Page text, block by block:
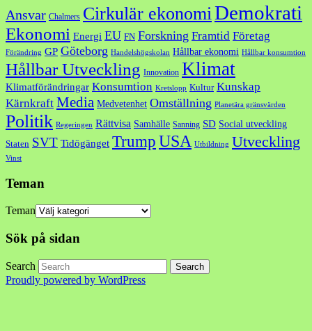
Ansvar Chalmers Cirkulär ekonomi Demokrati
Ekonomi Energi EU FN Forskning Framtid Företag
Förändring GP Göteborg Handelshögskolan Hållbar ekonomi Hållbar konsumtion
Hållbar Utveckling Innovation Klimat
Klimatförändringar Konsumtion Kretslopp Kultur Kunskap
Kärnkraft Media Medvetenhet Omställning Planetära gränsvärden
Politik Regeringen Rättvisa Samhälle Sanning SD Social utveckling
Staten SVT Tidögänget Trump USA Utbildning Utveckling
Vinst
Teman
Teman
Sök på sidan
Search
Proudly powered by WordPress